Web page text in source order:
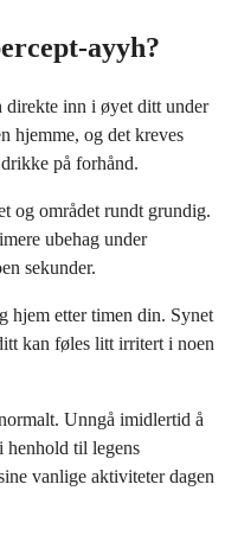
ayyh?
inn i øyet ditt under
hjemme, og det kreves
på forhånd.
og området rundt grundig.
ubehag under
sekunder.
hjem etter timen din. Synet
kan føles litt irritert i noen
Unngå imidlertid å
henhold til legens
vanlige aktiviteter dagen